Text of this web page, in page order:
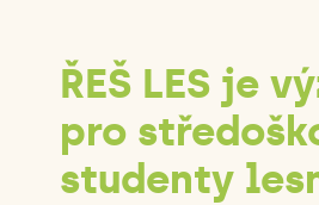
ŘEŠ LES je
pro
studenty